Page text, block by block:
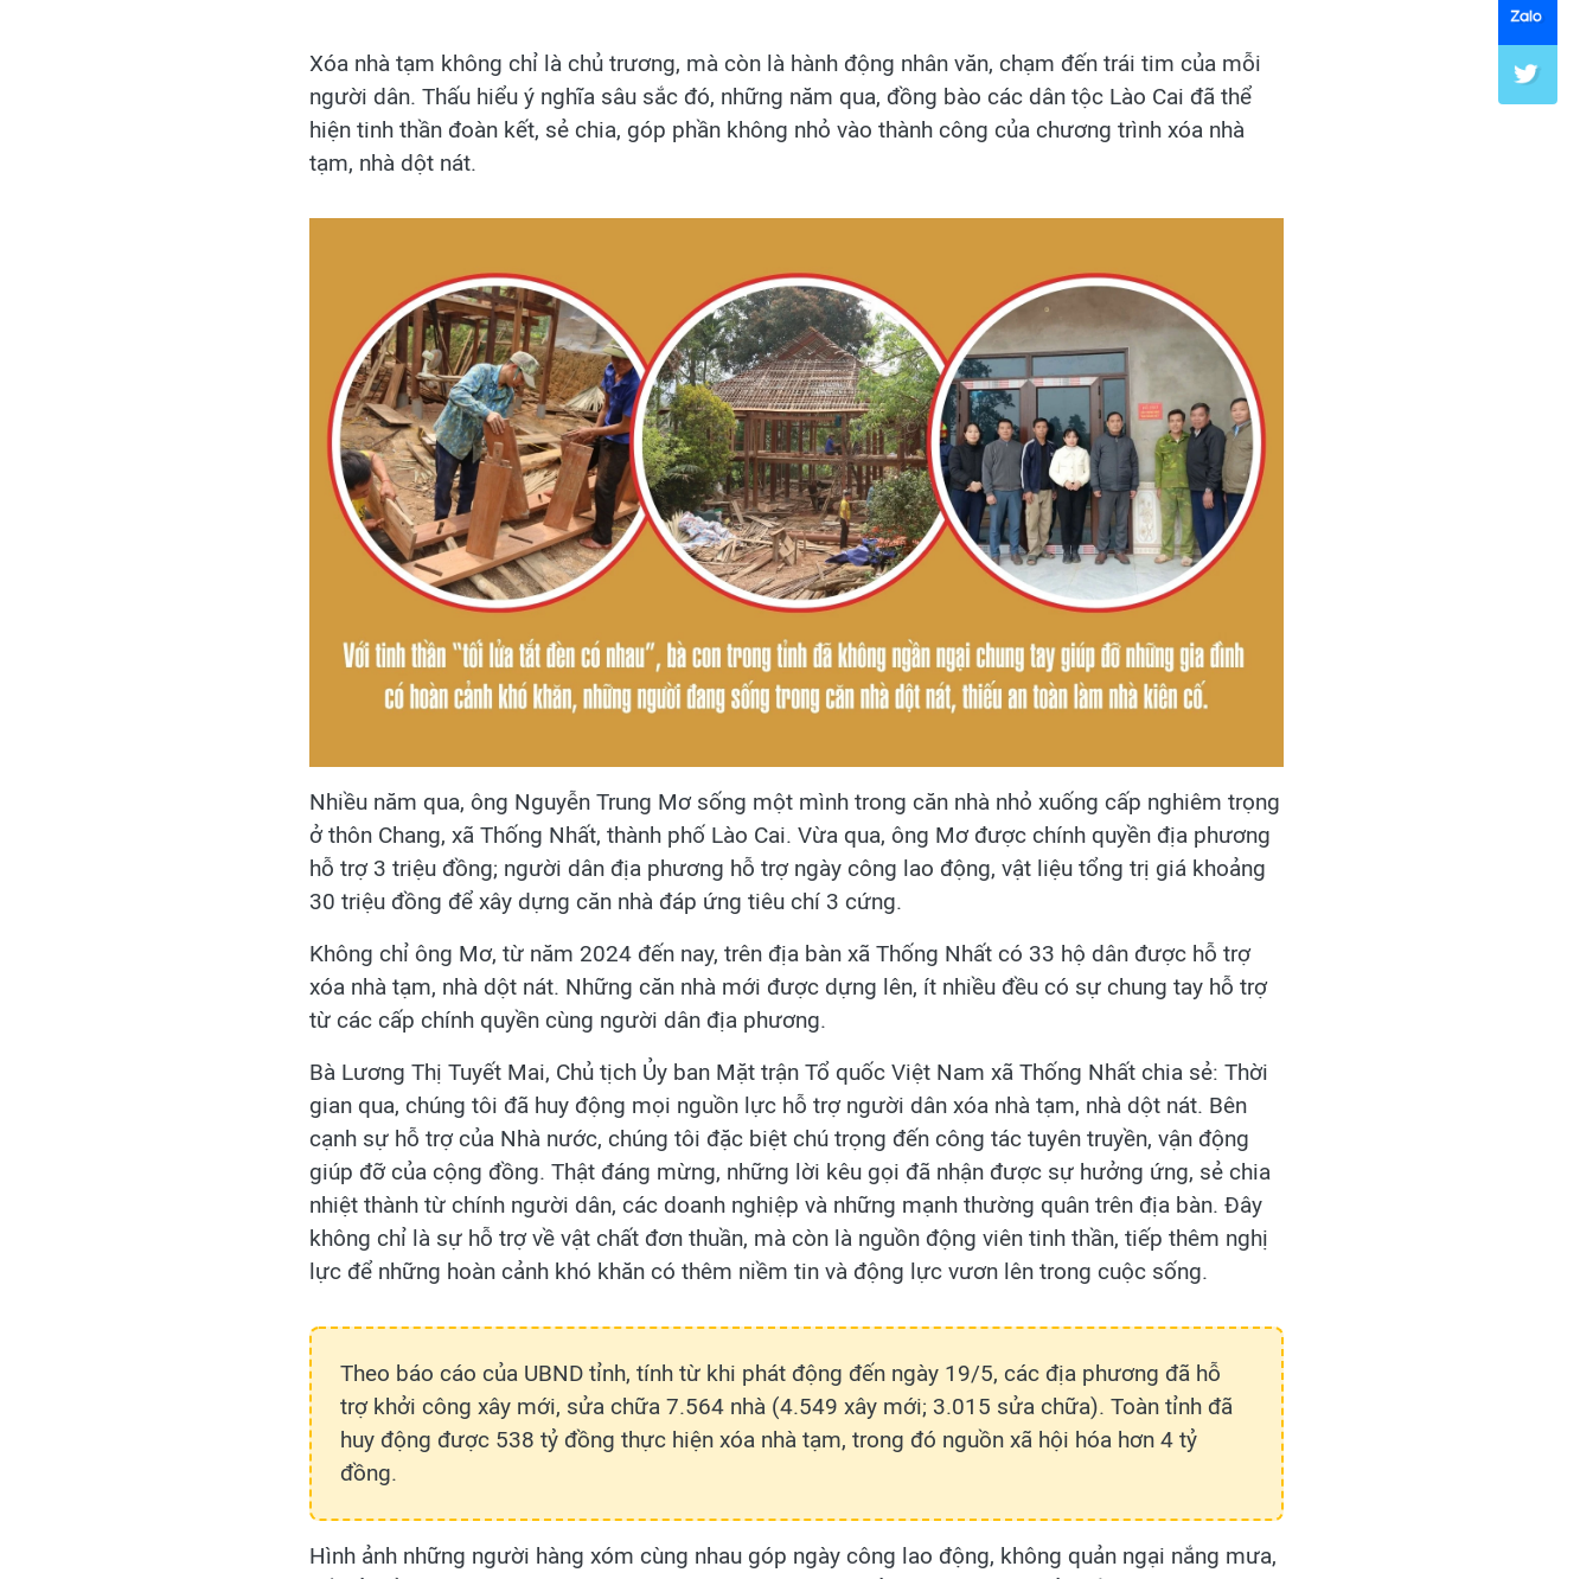
Xóa nhà tạm không chỉ là chủ trương, mà còn là hành động nhân văn, chạm đến trái tim của mỗi
người dân. Thấu hiểu ý nghĩa sâu sắc đó, những năm qua, đồng bào các dân tộc Lào Cai đã thể
hiện tinh thần đoàn kết, sẻ chia, góp phần không nhỏ vào thành công của chương trình xóa nhà
tạm, nhà dột nát.
Nhiều năm qua, ông Nguyễn Trung Mơ sống một mình trong căn nhà nhỏ xuống cấp nghiêm trọng
ở thôn Chang, xã Thống Nhất, thành phố Lào Cai. Vừa qua, ông Mơ được chính quyền địa phương
hỗ trợ 3 triệu đồng; người dân địa phương hỗ trợ ngày công lao động, vật liệu tổng trị giá khoảng
30 triệu đồng để xây dựng căn nhà đáp ứng tiêu chí 3 cứng.
Không chỉ ông Mơ, từ năm 2024 đến nay, trên địa bàn xã Thống Nhất có 33 hộ dân được hỗ trợ
xóa nhà tạm, nhà dột nát. Những căn nhà mới được dựng lên, ít nhiều đều có sự chung tay hỗ trợ
từ các cấp chính quyền cùng người dân địa phương.
Bà Lương Thị Tuyết Mai, Chủ tịch Ủy ban Mặt trận Tổ quốc Việt Nam xã Thống Nhất chia sẻ: Thời
gian qua, chúng tôi đã huy động mọi nguồn lực hỗ trợ người dân xóa nhà tạm, nhà dột nát. Bên
cạnh sự hỗ trợ của Nhà nước, chúng tôi đặc biệt chú trọng đến công tác tuyên truyền, vận động
giúp đỡ của cộng đồng. Thật đáng mừng, những lời kêu gọi đã nhận được sự hưởng ứng, sẻ chia
nhiệt thành từ chính người dân, các doanh nghiệp và những mạnh thường quân trên địa bàn. Đây
không chỉ là sự hỗ trợ về vật chất đơn thuần, mà còn là nguồn động viên tinh thần, tiếp thêm nghị
lực để những hoàn cảnh khó khăn có thêm niềm tin và động lực vươn lên trong cuộc sống.
Theo báo cáo của UBND tỉnh, tính từ khi phát động đến ngày 19/5, các địa phương đã hỗ
trợ khởi công xây mới, sửa chữa 7.564 nhà (4.549 xây mới; 3.015 sửa chữa). Toàn tỉnh đã
huy động được 538 tỷ đồng thực hiện xóa nhà tạm, trong đó nguồn xã hội hóa hơn 4 tỷ
đồng.
Hình ảnh những người hàng xóm cùng nhau góp ngày công lao động, không quản ngại nắng mưa,